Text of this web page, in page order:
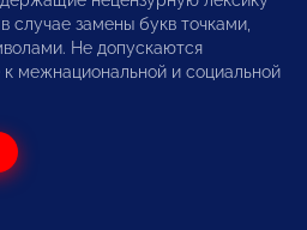
случае замены букв точками,
Не допускаются
межнациональной и социальной